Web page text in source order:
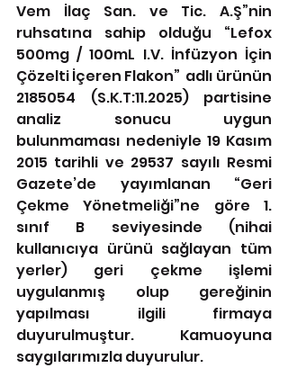
﻿Vem İlaç San. ve Tic. A.Ş”nin
ruhsatına sahip olduğu “Lefox
500mg / 100mL I.V. İnfüzyon İçin
Çözelti İçeren Flakon”  adlı ürünün
2185054 (S.K.T:11.2025) partisine
analiz sonucu uygun
bulunmaması nedeniyle 19 Kasım
2015 tarihli ve 29537 sayılı Resmi
Gazete’de yayımlanan “Geri
Çekme Yönetmeliği”ne göre 1.
sınıf B seviyesinde (nihai
kullanıcıya ürünü sağlayan tüm
yerler) geri çekme işlemi
uygulanmış olup gereğinin
yapılması ilgili firmaya
duyurulmuştur. Kamuoyuna
saygılarımızla duyurulur.